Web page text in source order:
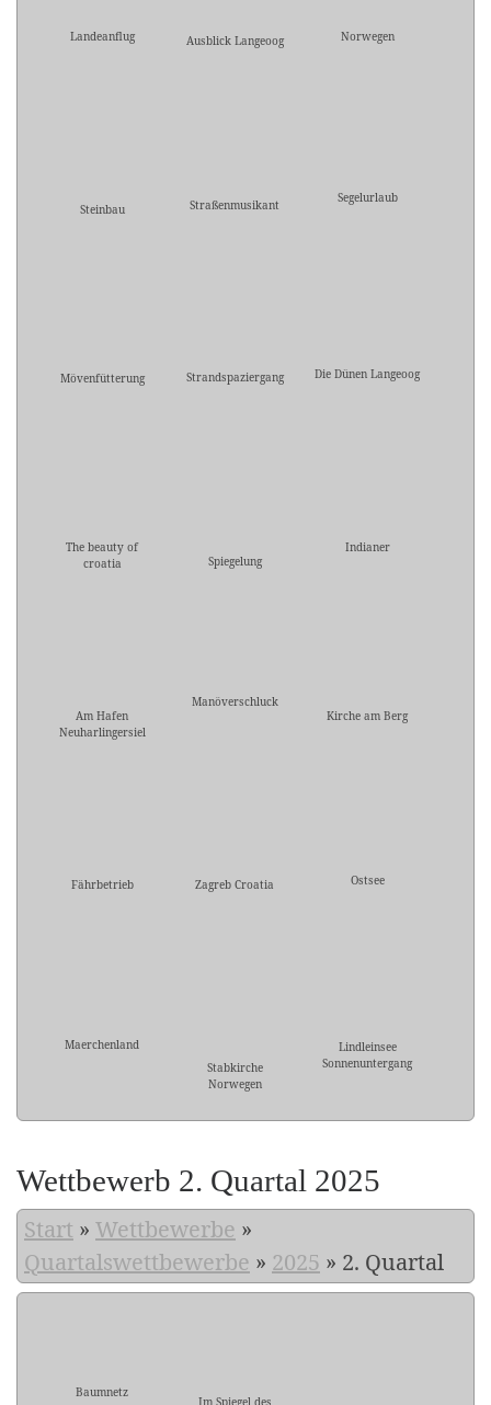
Landeanflug Ausblick Langeoog Norwegen
Steinbau Straßenmusikant Segelurlaub
Mövenfütterung Strandspaziergang Die Dünen Langeoog
The beauty of
croatia
Spiegelung
Indianer
Am Hafen
Neuharlingersiel
Manöverschluck
Kirche am Berg
Fährbetrieb Zagreb Croatia Ostsee
Maerchenland
Stabkirche
Norwegen
Lindleinsee
Sonnenuntergang
Wettbewerb 2. Quartal 2025
Start » Wettbewerbe »
Quartalswettbewerbe » 2025 » 2. Quartal
Baumnetz
Im Spiegel des